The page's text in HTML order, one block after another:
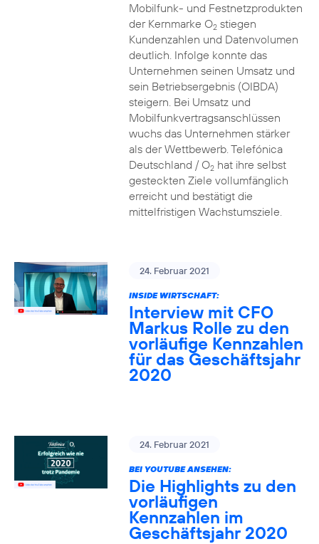
Mobilfunk- und Festnetzprodukten
der Kernmarke O2stiegen
Kundenzahlen und Datenvolumen
deutlich. Infolge konnte das
Unternehmen seinen Umsatz und
sein Betriebsergebnis (OIBDA)
steigern. Bei Umsatz und
Mobilfunkvertragsanschlüssen
wuchs das Unternehmen stärker
als der Wettbewerb. Telefónica
Deutschland / O2hat ihre selbst
gesteckten Ziele vollumfänglich
erreicht und bestätigt die
mittelfristigen Wachstumsziele.
24. Februar 2021
INSIDE WIRTSCHAFT:
Interview mit CFO
Markus Rolle zu den
vorläufige Kennzahlen
für das Geschäftsjahr
2020
24. Februar 2021
BEI YOUTUBE ANSEHEN:
Die Highlights zu den
vorläufigen
Kennzahlen im
Geschäftsjahr 2020